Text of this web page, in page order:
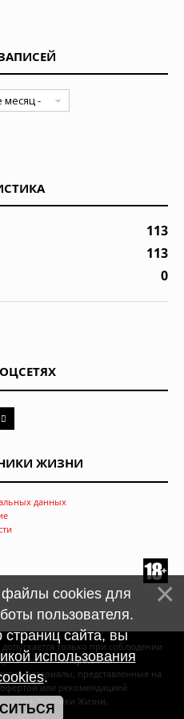
113
113
0
ЖИЗНИ
данных
только при соблюдении
наличиигиперссылки
материалы, представленные на
или рекомендацией
Земля. Хроники Жизни,
файлы cookies для
пользователя.
сайта, вы
использования
.